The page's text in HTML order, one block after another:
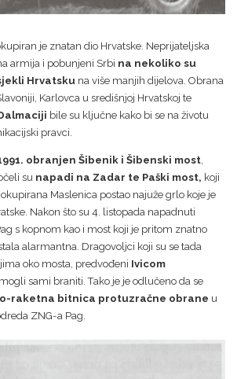
je znatan dio Hrvatske. Neprijateljska
armija i pobunjeni Srbi na nekoliko su
Hrvatsku na više manjih dijelova. Obrana
Karlovca u središnjoj Hrvatskoj te
bile su ključne kako bi se na životu
pravci.
obranjen Šibenik i Šibenski most
su napadi na Zadar te Paški most, koji
Maslenica postao najuže grlo koje je
Nakon što su 4. listopada napadnuti
s kopnom kao i most koji je pritom znatno
alarmantna. Dragovoljci koji su se tada
oko mosta, predvođeni Ivicom
mogli sami braniti. Tako je je odlučeno da se
raketna bitnica protuzračne obrane u
ZNG-a Pag.